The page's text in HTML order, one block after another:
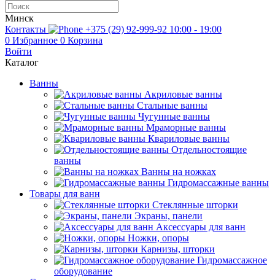
Минск
Контакты
+375 (29) 92-999-92 10:00 - 19:00
0 Избранное 0 Корзина
Войти
Каталог
Ванны
Акриловые ванны
Стальные ванны
Чугунные ванны
Мраморные ванны
Квариловые ванны
Отдельностоящие
ванны
Ванны на ножках
Гидромассажные ванны
Товары для ванн
Стеклянные шторки
Экраны, панели
Аксессуары для ванн
Ножки, опоры
Карнизы, шторки
Гидромассажное
оборудование